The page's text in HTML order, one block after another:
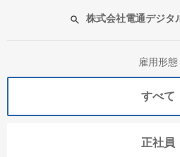
株式会社電通デジタ
雇用形態
すべて
正社員